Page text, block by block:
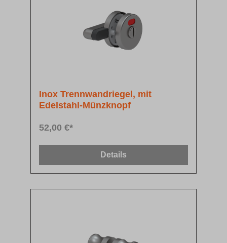
Inox Trennwandriegel, mit
Edelstahl-Münzknopf
52,00 €*
Details